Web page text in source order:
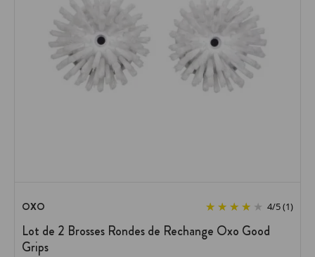
OXO 4/5(1)
Lot de 2 Brosses Rondes de Rechange Oxo Good
Grips